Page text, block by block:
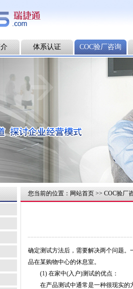
体系认证 COC验厂咨询
您当前的位置： 网站首页 >> COC验厂
确定测试方法后，需要解决两个问题
品在某购物中心的休息室。
(1) 在家中(入户)测试的优点：
在产品测试中通常是一种很现实的